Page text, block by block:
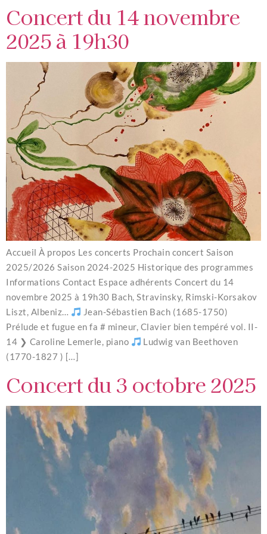
Concert du 14 novembre
2025 à 19h30
Accueil À propos Les concerts Prochain concert Saison
2025/2026 Saison 2024-2025 Historique des programmes
Informations Contact Espace adhérents Concert du 14
novembre 2025 à 19h30 Bach, Stravinsky, Rimski-Korsakov
Liszt, Albeniz…
Jean-Sébastien Bach (1685-1750)
Prélude et fugue en fa # mineur, Clavier bien tempéré vol. II-
14 ❯ Caroline Lemerle, piano
Ludwig van Beethoven
(1770-1827 ) […]
Concert du 3 octobre 2025